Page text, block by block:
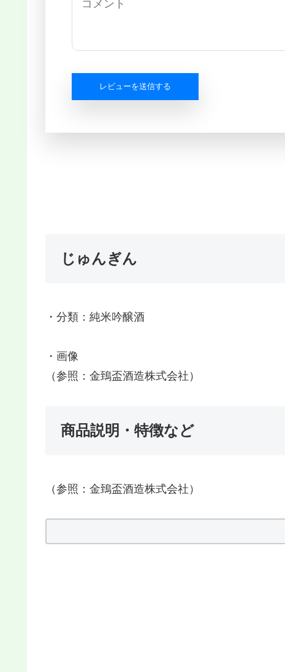
レビューを送信する
じゅんぎん
・分類：純米吟醸酒
・画像
（参照：金鵄盃酒造株式会社）
商品説明・特徴など
（参照：金鵄盃酒造株式会社）